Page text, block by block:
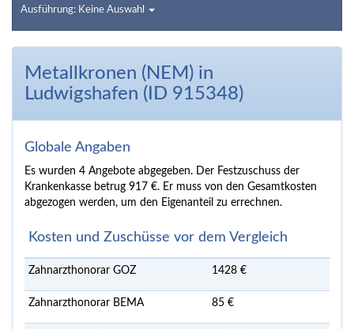
Ausführung: Keine Auswahl
Metallkronen (NEM) in
Ludwigshafen (ID 915348)
Globale Angaben
Es wurden 4 Angebote abgegeben. Der Festzuschuss der
Krankenkasse betrug 917 €. Er muss von den Gesamtkosten
abgezogen werden, um den Eigenanteil zu errechnen.
Kosten und Zuschüsse vor dem Vergleich
Zahnarzthonorar GOZ 1428 €
Zahnarzthonorar BEMA 85 €